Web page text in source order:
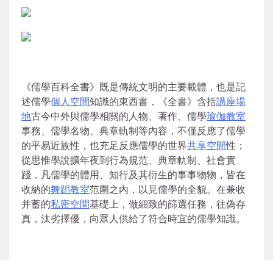
《儒學百科全書》既是傳統文明的主要載體，也是記
述儒學個人空間知識的東西書，《全書》含括講座場
地古今中外與儒學相關的人物、著作、儒學瑜伽教室
事務、儒學名物、典章軌制等內容，不僅反應了儒學
的平易近族性，也充足反應儒學的世界共享空間性；
從思惟學說擴年夜到行為規范、典章軌制、社會實
踐，凡儒學的體用、知行及其衍生的事事物物，皆在
收納的舞蹈教室范圍之內，以見儒學的全貌。在兼收
并蓄的私密空間基礎上，做細致的篩選任務，往偽存
真，汰劣擇優，向眾人供給了符合時宜的儒學知識。